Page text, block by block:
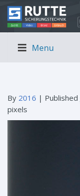
Menu
By 2016 | Published
pixels